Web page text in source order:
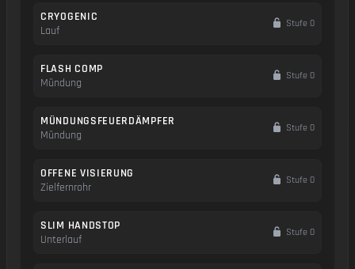
CRYOGENIC
Lauf
Stufe 0
FLASH COMP
Mündung
Stufe 0
MÜNDUNGSFEUERDÄMPFER
Mündung
Stufe 0
OFFENE VISIERUNG
Zielfernrohr
Stufe 0
SLIM HANDSTOP
Unterlauf
Stufe 0